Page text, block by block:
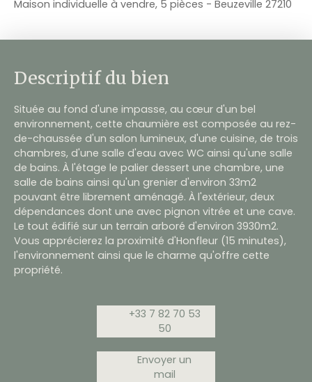
Maison individuelle à vendre, 5 pièces - Beuzeville 27210
Descriptif du bien
Située au fond d'une impasse, au cœur d'un bel
environnement, cette chaumière est composée au rez-
de-chaussée d'un salon lumineux, d'une cuisine, de trois
chambres, d'une salle d'eau avec WC ainsi qu'une salle
de bains. À l'étage le palier dessert une chambre, une
salle de bains ainsi qu'un grenier d'environ 33m2
pouvant être librement aménagé. À l'extérieur, deux
dépendances dont une avec pignon vitrée et une cave.
Le tout édifié sur un terrain arboré d'environ 3930m2.
Vous apprécierez la proximité d'Honfleur (15 minutes),
l'environnement ainsi que le charme qu'offre cette
propriété.
+33 7 82 70 53
50
Envoyer un
mail